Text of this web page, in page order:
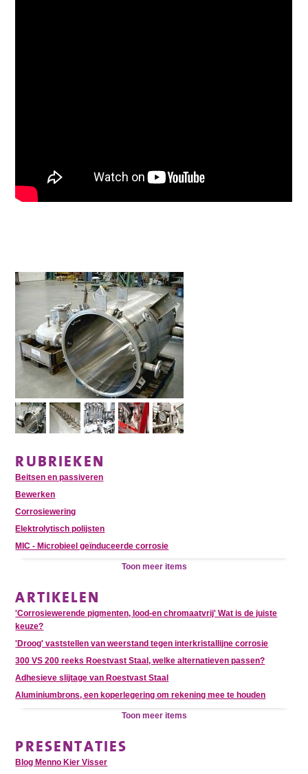
RUBRIEKEN
Beitsen en passiveren
Bewerken
Corrosiewering
Elektrolytisch polijsten
MIC - Microbieel geïnduceerde corrosie
Toon meer items
ARTIKELEN
'Corrosiewerende pigmenten, lood-en chromaatvrij' Wat is de juiste
keuze?
'Droog' vaststellen van weerstand tegen interkristallijne corrosie
300 VS 200 reeks Roestvast Staal, welke alternatieven passen?
Adhesieve slijtage van Roestvast Staal
Aluminiumbrons, een koperlegering om rekening mee te houden
Toon meer items
PRESENTATIES
Blog Menno Kier Visser